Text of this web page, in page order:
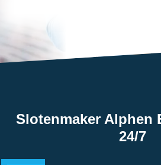
Slotenmaker Alphen
24/7